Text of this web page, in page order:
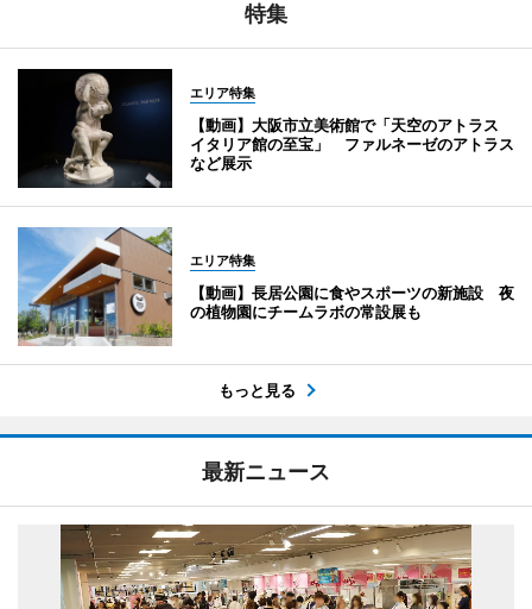
特集
エリア特集
【動画】大阪市立美術館で「天空のアトラス
イタリア館の至宝」 ファルネーゼのアトラス
など展示
エリア特集
【動画】長居公園に食やスポーツの新施設 夜
の植物園にチームラボの常設展も
もっと見る
最新ニュース